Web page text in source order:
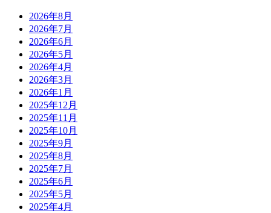
2026年8月
2026年7月
2026年6月
2026年5月
2026年4月
2026年3月
2026年1月
2025年12月
2025年11月
2025年10月
2025年9月
2025年8月
2025年7月
2025年6月
2025年5月
2025年4月